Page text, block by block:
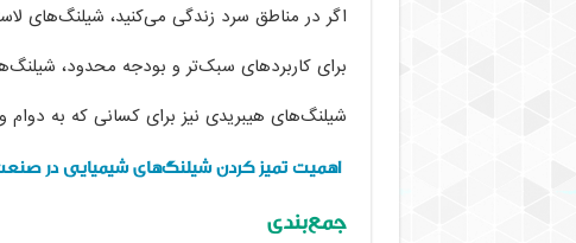
اگر در مناطق سرد زندگی می‌کنید، شیلنگ‌های
برای کاربردهای سبک‌تر و بودجه محدود،
شیلنگ‌های هیبریدی نیز برای کسانی که به دوام و
اهمیت تمیز کردن شیلنگ‌های شیمیایی در
جمع‌بندی